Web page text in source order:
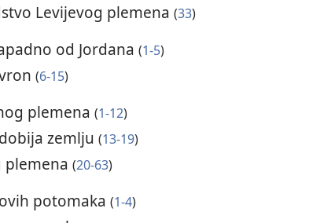
Levijevog plemena (33)
od Jordana (1-5)
(6-15)
plemena (1-12)
zemlju (13-19)
plemena (20-63)
potomaka (1-4)